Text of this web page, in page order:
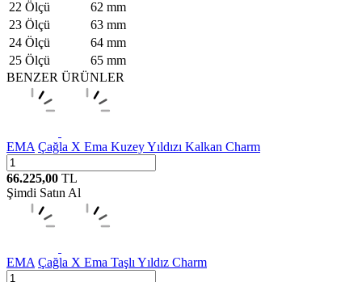
22 Ölçü
62 mm
23 Ölçü
63 mm
24 Ölçü
64 mm
25 Ölçü
65 mm
BENZER ÜRÜNLER
EMA Çağla X Ema Kuzey Yıldızı Kalkan Charm
66.225,00 TL
Şimdi Satın Al
EMA Çağla X Ema Taşlı Yıldız Charm